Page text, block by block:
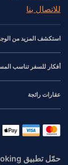
للاتصال بنا
استكشف المزيد من
أفكار للسفر تناسب
عقارات رائجة
حمّل تطبيق Halalbooking